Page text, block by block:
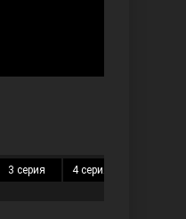
3 серия 4 серия